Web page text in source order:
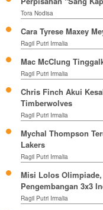
Tora Nodisa
Cara Tyrese Maxey
Ragil Putri Irmalia
Mac McClung
Ragil Putri Irmalia
Chris Finch Akui
Timberwolves
Ragil Putri Irmalia
Mychal Thompson
Lakers
Ragil Putri Irmalia
Misi Lolos
Pengembangan 3x3
Ragil Putri Irmalia